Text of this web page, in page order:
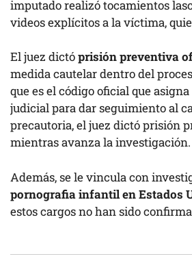
imputado realizó tocamientos
videos explícitos a la víctima,
El juez dictóprisión preventiva
medida cautelar dentro del
que es el código oficial que
judicial para dar seguimiento al
precautoria, el juez dictó prisión
mientras avanza la investigación.
Además, se le vincula con
pornografia infantil en Estados
estos cargos no han sido